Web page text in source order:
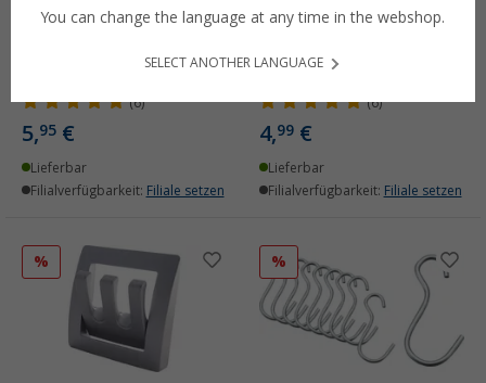
Confurn Kleiderhaken
(6)
5,95 €
Lieferbar
Filialverfügbarkeit: Filiale setzen
Confurn Kleiderhaken
(6)
4,99 €
Lieferbar
Filialverfügbarkeit: Filiale setzen
% %
You can change the language at any time in the webshop.
SELECT ANOTHER LANGUAGE